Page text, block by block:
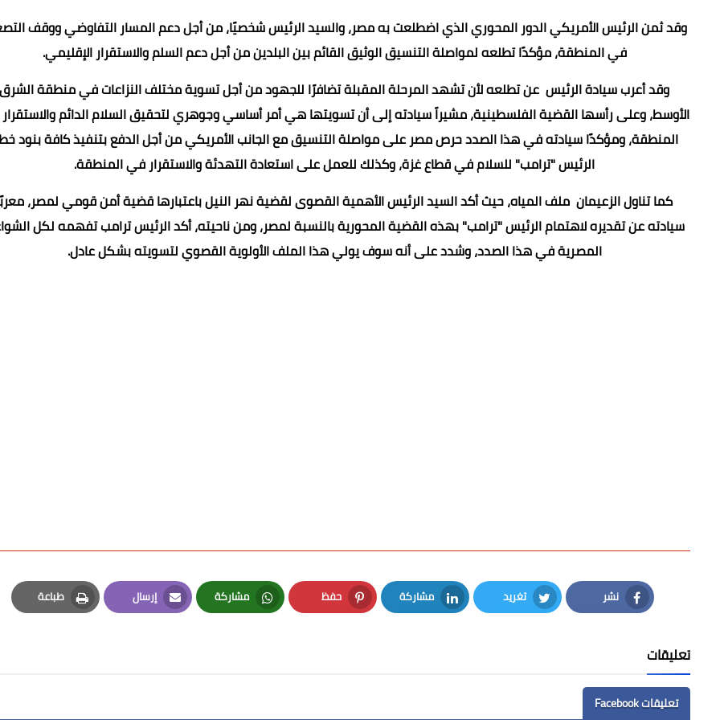
وقد ثمن الرئيس الأمريكي الدور المحوري الذي اضطلعت به مصر، والسيد الرئيس شخصيًا، من أجل دعم المسار التفاوضي ووقف
في المنطقة، مؤكدًا تطلعه لمواصلة التنسيق الوثيق القائم بين البلدين من أجل دعم السلم والاستقرار الإقليمي.
وقد أعرب سيادة الرئيس عن تطلعه لأن تشهد المرحلة المقبلة تضافرًا للجهود من أجل تسوية مختلف النزاعات في منطقة الشرق
الأوسط، وعلى رأسها القضية الفلسطينية، مشيراً سيادته إلى أن تسويتها هي أمر أساسي وجوهري لتحقيق السلام الدائم
المنطقة، ومؤكدًا سيادته في هذا الصدد حرص مصر على مواصلة التنسيق مع الجانب الأمريكي من أجل الدفع بتنفيذ كافة بنود
الرئيس "ترامب" للسلام في قطاع غزة، وكذلك للعمل على استعادة التهدئة والاستقرار في المنطقة.
كما تناول الزعيمان ملف المياه، حيث أكد السيد الرئيس الأهمية القصوى لقضية نهر النيل باعتبارها قضية أمن قومي لمصر،
سيادته عن تقديره لاهتمام الرئيس "ترامب" بهذه القضية المحورية بالنسبة لمصر، ومن ناحيته، أكد الرئيس ترامب تفهمه لكل
المصرية في هذا الصدد، وشدد على أنه سوف يولي هذا الملف الأولوية القصوي لتسويته بشكل عادل.
نشر
Facebook
تغريد
Twitter
مشاركة
LinkedIn
حفظ
Pinterest
مشاركة
Whatsapp
إرسال
Email
طباعة
Print
تعليقات
تعليقات Facebook